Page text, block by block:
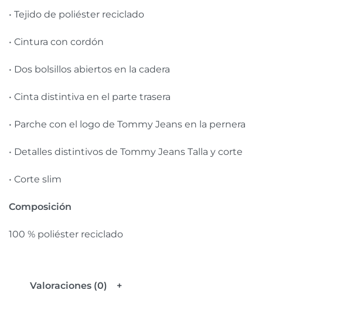
• Tejido de poliéster reciclado
• Cintura con cordón
• Dos bolsillos abiertos en la cadera
• Cinta distintiva en el parte trasera
• Parche con el logo de Tommy Jeans en la pernera
• Detalles distintivos de Tommy Jeans Talla y corte
• Corte slim
Composición
100 % poliéster reciclado
Valoraciones (0)